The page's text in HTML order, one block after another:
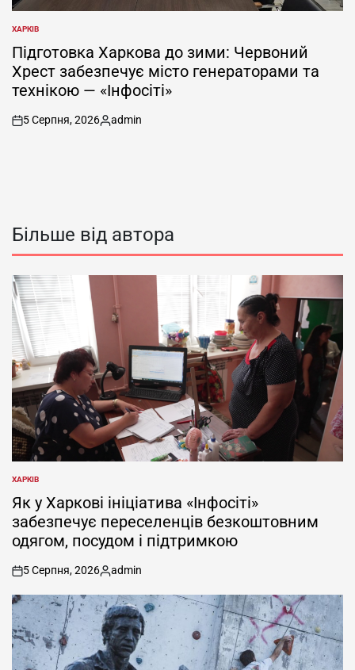
ОПУБЛІКУВАТИ
У
ХАРКІВ
Підготовка Харкова до зими: Червоний
Хрест забезпечує місто генераторами та
технікою — «Інфосіті»
on
5 Серпня, 2026
Опубліковано
admin
Більше від автора
ОПУБЛІКУВАТИ
У
ХАРКІВ
Як у Харкові ініціатива «Інфосіті»
забезпечує переселенців безкоштовним
одягом, посудом і підтримкою
on
5 Серпня, 2026
Опубліковано
admin